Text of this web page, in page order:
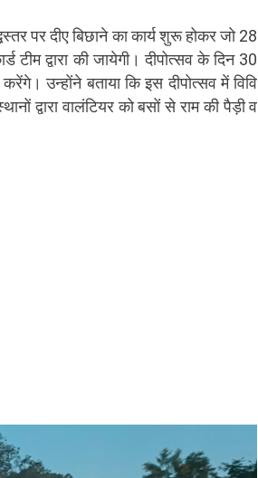
पर दीए बिछाने का कार्य शुरू होकर जो 28
द्वारा की जायेगी। दीपोत्सव के दिन 30
उन्होंने बताया कि इस दीपोत्सव में विवि
द्वारा वालंटियर को बसों से राम की पैड़ी व